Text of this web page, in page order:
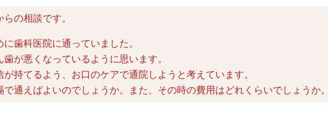
の相談です。
歯科医院に通っていました。
歯が悪くなっているように思います。
持てるよう、お口のケアで通院しようと考えています。
で通えばよいのでしょうか。また、その時の費用はどれくらいでしょうか。